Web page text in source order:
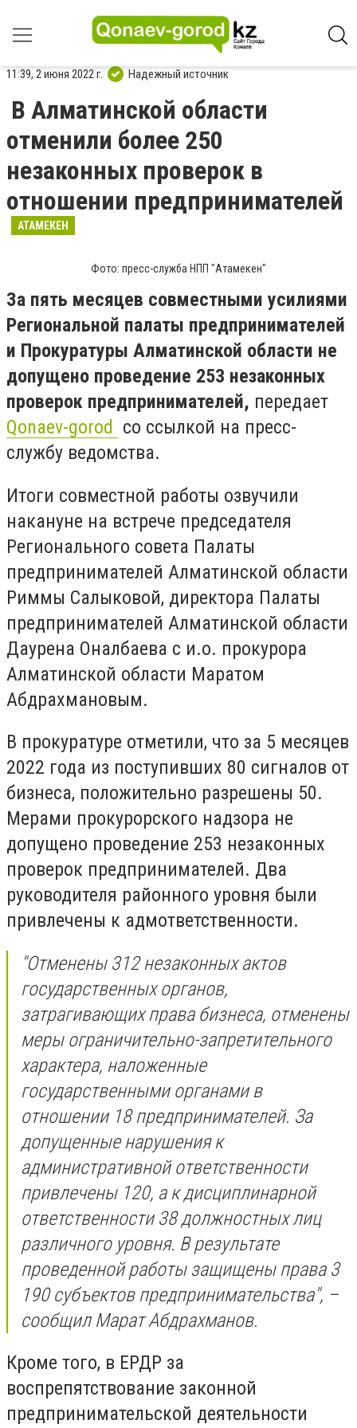
11:39, 2 июня 2022 г. Надежный источник
В Алматинской области
отменили более 250
незаконных проверок в
отношении предпринимателей
АТАМЕКЕН
Фото: пресс-служба НПП "Атамекен"
За пять месяцев совместными усилиями
Региональной палаты предпринимателей
и Прокуратуры Алматинской области не
допущено проведение 253 незаконных
проверок предпринимателей, передает
Qonaev-gorod со ссылкой на пресс-
службу ведомства.
Итоги совместной работы озвучили
накануне на встрече председателя
Регионального совета Палаты
предпринимателей Алматинской области
Риммы Салыковой, директора Палаты
предпринимателей Алматинской области
Даурена Оналбаева с и.о. прокурора
Алматинской области Маратом
Абдрахмановым.
В прокуратуре отметили, что за 5 месяцев
2022 года из поступивших 80 сигналов от
бизнеса, положительно разрешены 50.
Мерами прокурорского надзора не
допущено проведение 253 незаконных
проверок предпринимателей. Два
руководителя районного уровня были
привлечены к адмответственности.
"Отменены 312 незаконных актов
государственных органов,
затрагивающих права бизнеса, отменены
меры ограничительно-запретительного
характера, наложенные
государственными органами в
отношении 18 предпринимателей. За
допущенные нарушения к
административной ответственности
привлечены 120, а к дисциплинарной
ответственности 38 должностных лиц
различного уровня. В результате
проведенной работы защищены права 3
190 субъектов предпринимательства", –
сообщил Марат Абдрахманов.
Кроме того, в ЕРДР за
воспрепятствование законной
предпринимательской деятельности